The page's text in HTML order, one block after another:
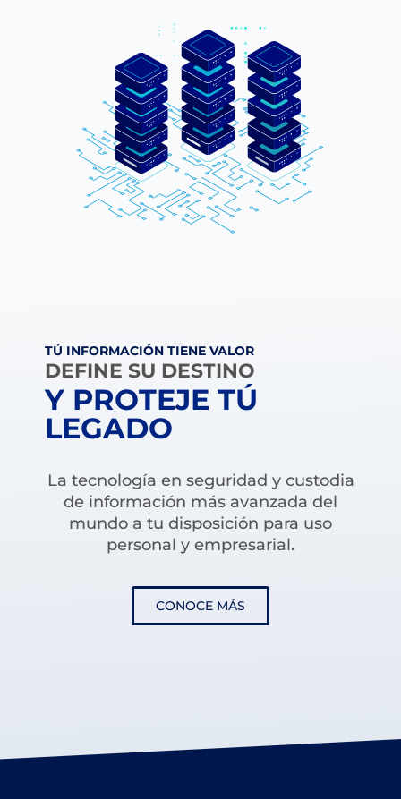
TÚ INFORMACIÓN TIENE VALOR
DEFINE SU DESTINO
Y PROTEJE TÚ
LEGADO
La tecnología en seguridad y custodia
de información más avanzada del
mundo a tu disposición para uso
personal y empresarial.
CONOCE MÁS